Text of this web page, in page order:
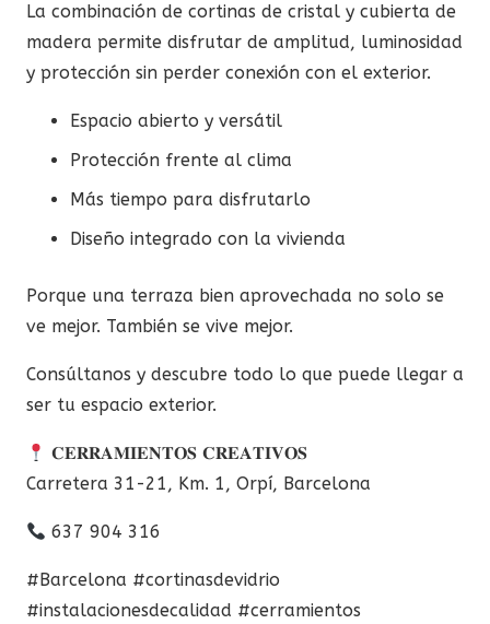
La combinación de cortinas de cristal y cubierta de
madera permite disfrutar de amplitud, luminosidad
y protección sin perder conexión con el exterior.
Espacio abierto y versátil
Protección frente al clima
Más tiempo para disfrutarlo
Diseño integrado con la vivienda
Porque una terraza bien aprovechada no solo se
ve mejor. También se vive mejor.
Consúltanos y descubre todo lo que puede llegar a
ser tu espacio exterior.
𝐂𝐄𝐑𝐑𝐀𝐌𝐈𝐄𝐍𝐓𝐎𝐒 𝐂𝐑𝐄𝐀𝐓𝐈𝐕𝐎𝐒
Carretera 31-21, Km. 1, Orpí, Barcelona
637 904 316
#Barcelona #cortinasdevidrio
#instalacionesdecalidad #cerramientos